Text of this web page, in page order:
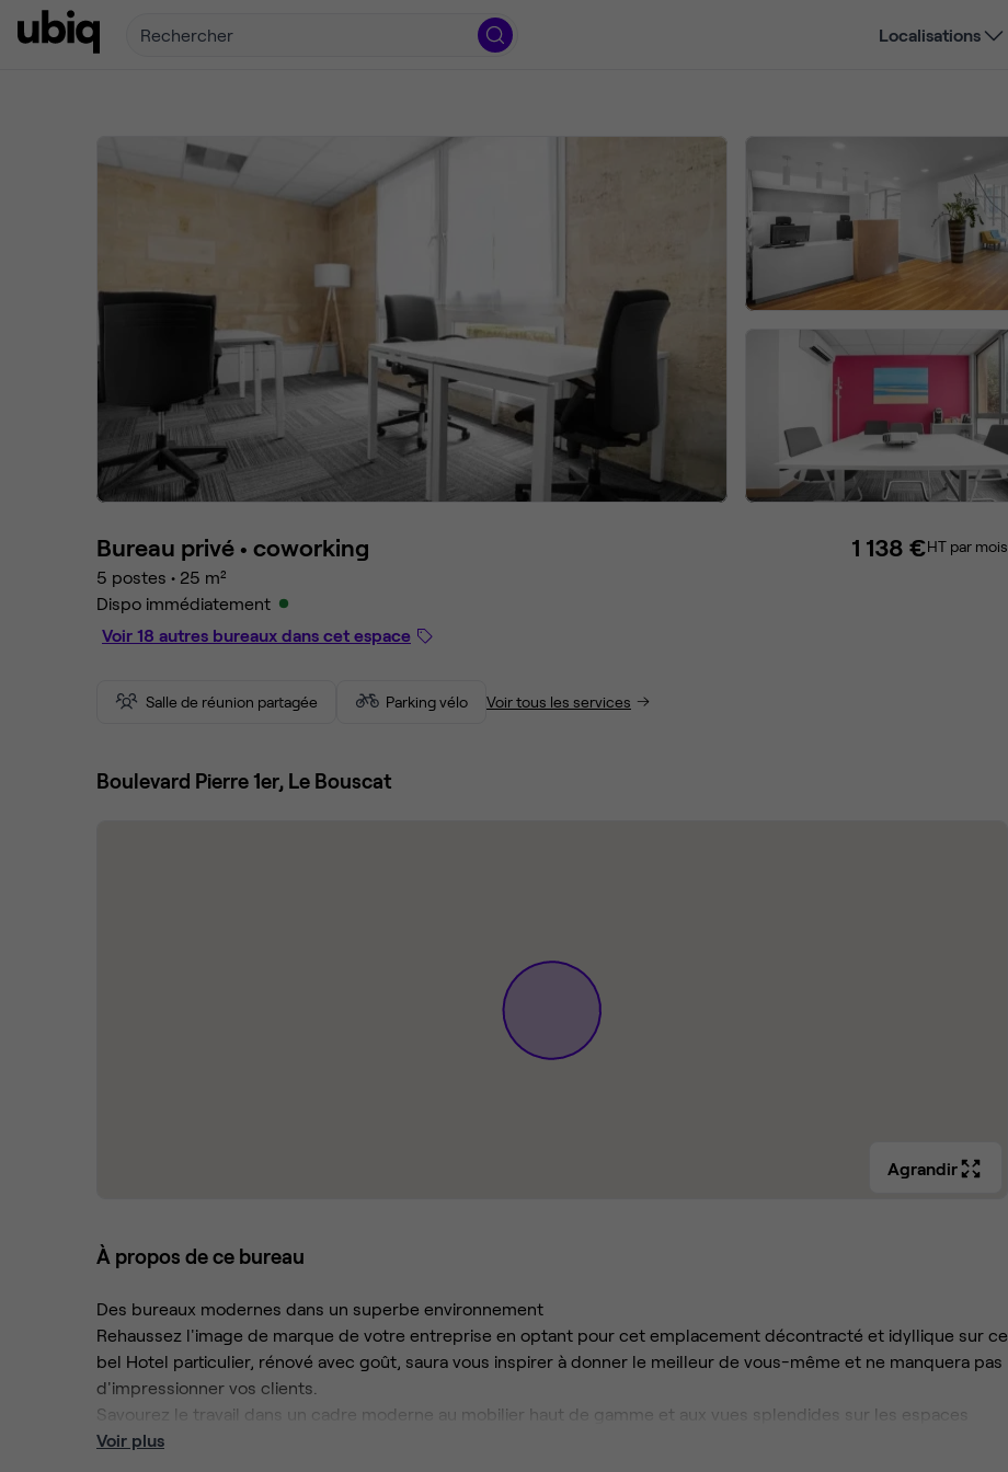
Rechercher Localisations
Bureau privé • coworking
5 postes • 25 m²
Dispo immédiatement
Voir 18 autres bureaux dans cet espace
1 138 €HT par mois
Salle de réunion partagée Parking vélo Voir tous les services
Boulevard Pierre 1er, Le Bouscat
Agrandir
À propos de ce bureau
Des bureaux modernes dans un superbe environnement
Rehaussez l'image de marque de votre entreprise en optant pour cet emplacement décontracté et idyllique sur ce
bel Hotel particulier, rénové avec goût, saura vous inspirer à donner le meilleur de vous-même et ne manquera pas
d'impressionner vos clients.
Savourez le travail dans un cadre moderne au mobilier haut de gamme et aux vues splendides sur les espaces
verts environnants.
Voir plus